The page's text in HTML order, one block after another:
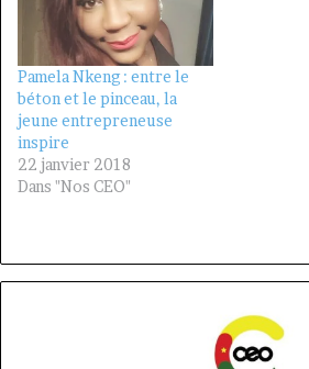
Pamela Nkeng : entre le
béton et le pinceau, la
jeune entrepreneuse
inspire
22 janvier 2018
Dans "Nos CEO"